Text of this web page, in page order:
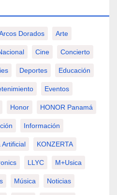
Dorados Arte
Cine Concierto
Deportes Educación
Eventos
Honor HONOR Panamá
Información
Artificial KONZERTA
LLYC M+usica
Música Noticias